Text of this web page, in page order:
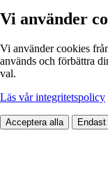
Vi använder
Vi använder cookies
används och förbättra
val.
Läs vår integritetspolicy
Acceptera alla